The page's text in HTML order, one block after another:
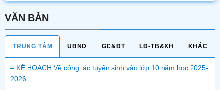
VĂN BẢN
TRUNG TÂM UBND GD&ĐT LĐ-TB&XH KHÁC
– KẾ HOẠCH Về công tác tuyển sinh vào lớp 10 năm học 2025-
2026